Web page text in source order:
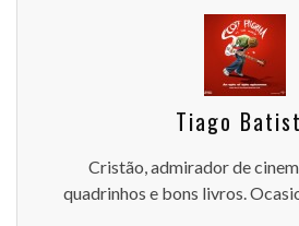
Tiago
Cristão, admirador de
quadrinhos e bons livros.